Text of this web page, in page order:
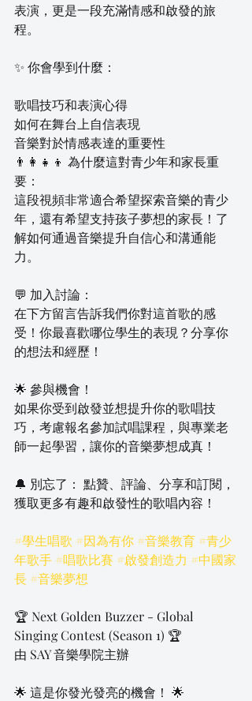
表演，更是一段充滿情感和啟發的旅
程。
✨ 你會學到什麼：
歌唱技巧和表演心得
如何在舞台上自信表現
音樂對於情感表達的重要性
👨‍👩‍👧‍👦 為什麼這對青少年和家長重
要：
這段視頻非常適合希望探索音樂的青少
年，還有希望支持孩子夢想的家長！了
解如何通過音樂提升自信心和溝通能
力。
💬 加入討論：
在下方留言告訴我們你對這首歌的感
受！你最喜歡哪位學生的表現？分享你
的想法和經歷！
🌟 參與機會！
如果你受到啟發並想提升你的歌唱技
巧，考慮報名參加試唱課程，與專業老
師一起學習，讓你的音樂夢想成真！
🔔 別忘了： 點贊、評論、分享和訂閱，
獲取更多有趣和啟發性的歌唱內容！
#學生唱歌 #因為有你 #音樂教育 #青少
年歌手 #唱歌比賽 #啟發創造力 #中國家
長 #音樂夢想
🏆 Next Golden Buzzer - Global
Singing Contest (Season 1) 🏆
由 SAY 音樂學院主辦
🌟 這是你發光發亮的機會！ 🌟